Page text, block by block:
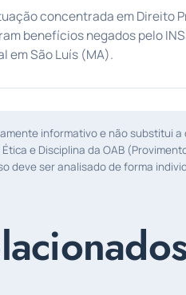
concentrada em Direito
benefícios negados pelo
em São Luís (MA).
informativo e não substitui
e Disciplina da OAB
deve ser analisado de forma